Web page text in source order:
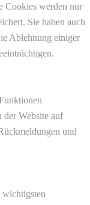
Cookies werden nur
Sie haben auch
Ablehnung einiger
der Website auf
und